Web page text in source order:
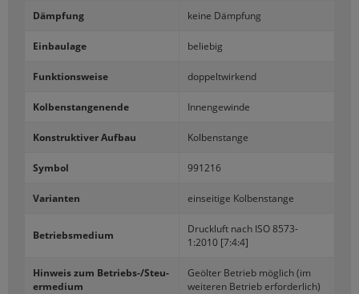
Dämp­fung keine Dämp­fung
Ein­bau­la­ge be­lie­big
Funk­ti­ons­wei­se dop­pelt­wir­kend
Kol­ben­stan­ge­nen­de In­nen­ge­win­de
Kon­struk­ti­ver Auf­bau Kol­ben­stan­ge
Sym­bol 991216
Va­ri­an­ten ein­sei­ti­ge Kol­ben­stan­ge
Be­triebs­me­di­um
Druck­luft nach ISO 8573-​
1:2010 [7:4:4]
Hin­weis zum Betriebs-​/Steu­
er­me­di­um
Ge­öl­ter Be­trieb mög­lich (im
wei­te­ren Be­trieb er­for­der­lich)